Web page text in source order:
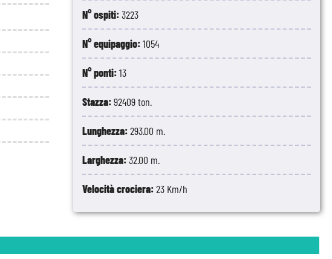
N° ospiti:3223
N° equipaggio:1054
N° ponti:13
Stazza:92409 ton.
Lunghezza:293.00 m.
Larghezza:32.00 m.
Velocità crociera:23 Km/h